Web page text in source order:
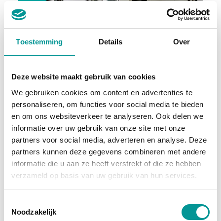
Toestemming Details Over
Deze website maakt gebruik van cookies
We gebruiken cookies om content en advertenties te
personaliseren, om functies voor social media te bieden
en om ons websiteverkeer te analyseren. Ook delen we
informatie over uw gebruik van onze site met onze
partners voor social media, adverteren en analyse. Deze
partners kunnen deze gegevens combineren met andere
informatie die u aan ze heeft verstrekt of die ze hebben
verzameld op basis van uw gebruik van hun services.
Noodzakelijk
€363.90/maand
72 maanden
Deze auto bekijken